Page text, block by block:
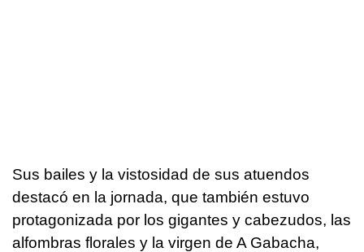
Sus bailes y la vistosidad de sus atuendos
destacó en la jornada, que también estuvo
protagonizada por los gigantes y cabezudos, las
alfombras florales y la virgen de A Gabacha,